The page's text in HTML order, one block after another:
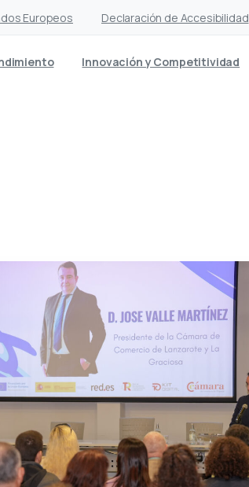
Europeos Declaración de Accesibilidad
Innovación y Competitividad